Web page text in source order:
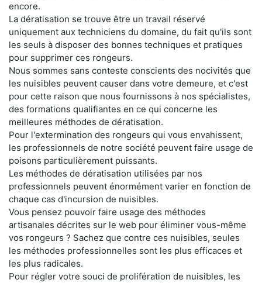
encore.
La dératisation se trouve être un travail réservé
uniquement aux techniciens du domaine, du fait qu'ils sont
les seuls à disposer des bonnes techniques et pratiques
pour supprimer ces rongeurs.
Nous sommes sans conteste conscients des nocivités que
les nuisibles peuvent causer dans votre demeure, et c'est
pour cette raison que nous fournissons à nos spécialistes,
des formations qualifiantes en ce qui concerne les
meilleures méthodes de dératisation.
Pour l'extermination des rongeurs qui vous envahissent,
les professionnels de notre société peuvent faire usage de
poisons particulièrement puissants.
Les méthodes de dératisation utilisées par nos
professionnels peuvent énormément varier en fonction de
chaque cas d'incursion de nuisibles.
Vous pensez pouvoir faire usage des méthodes
artisanales décrites sur le web pour éliminer vous-même
vos rongeurs ? Sachez que contre ces nuisibles, seules
les méthodes professionnelles sont les plus efficaces et
les plus radicales.
Pour régler votre souci de prolifération de nuisibles, les